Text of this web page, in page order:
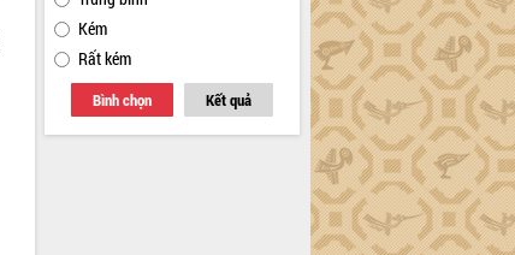
Kém
Rất kém
Bình chọn Kết quả